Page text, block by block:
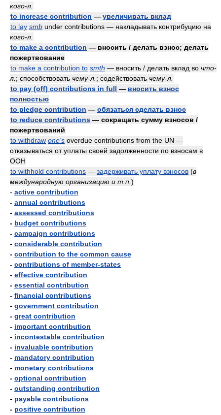
кого-л.
to increase contribution — увеличивать вклад
to lay smb under contributions — накладывать контрибуцию на
кого-л.
to make a contribution — вносить / делать взнос; делать
пожертвование
to make a contribution to smth — вносить / делать вклад во что-
л. ; способствовать чему-л. ; содействовать чему-л.
to pay (off) contributions in full — вносить взнос
полностью
to pledge contribution — обязаться сделать взнос
to reduce contributions — сокращать сумму взносов /
пожертвований
to withdraw one's overdue contributions from the UN —
отказываться от уплаты своей задолженности по взносам в
ООН
to withhold contributions — задерживать уплату взносов (в
международную организацию и т.п. )
- active contribution
- annual contributions
- assessed contributions
- budget contributions
- campaign contributions
- considerable contribution
- contribution to the common cause
- contributions of member-states
- effective contribution
- essential contribution
- financial contributions
- government contribution
- great contribution
- important contribution
- incontestable contribution
- invaluable contribution
- mandatory contribution
- monetary contributions
- optional contribution
- outstanding contribution
- payable contributions
- positive contribution